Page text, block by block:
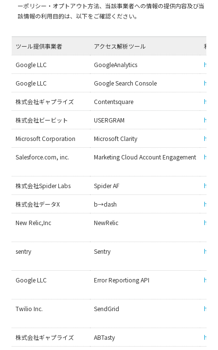
ーポリシー・オプトアウト方法、当該事業者への情報の提供内容及び当
該情報の利用目的は、以下をご確認ください。
ツール提供事業者 アクセス解析ツール 利用
Google LLC GoogleAnalytics
Google LLC Google Search Console
株式会社ギャプライズ Contentsquare
株式会社ビービット USERGRAM
Microsoft Corporation Microsoft Clarity
Salesforce.com, inc. Marketing Cloud Account Engagement
株式会社Spider Labs Spider AF
株式会社データX b→dash
New Relic,Inc NewRelic
sentry Sentry
Google LLC Error Reportiong API
Twilio Inc. SendGrid
株式会社ギャプライズ ABTasty